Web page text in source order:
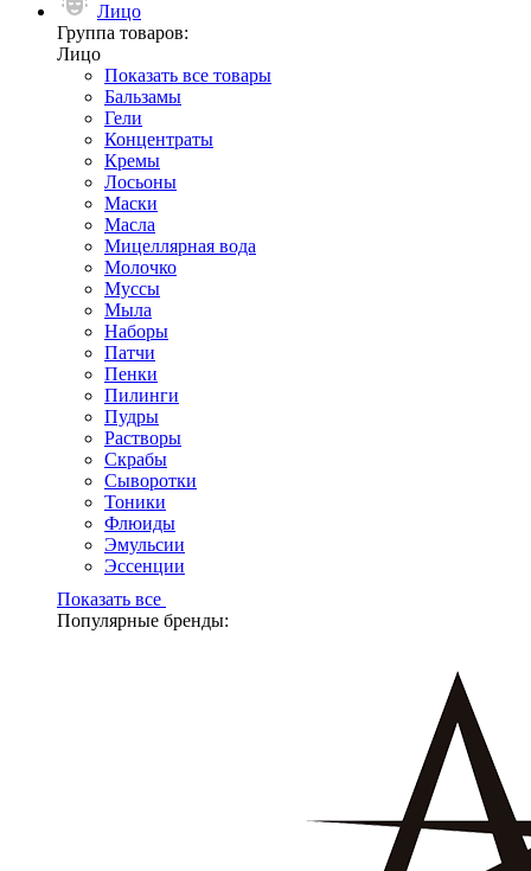
Лицо
Группа товаров:
Лицо
Показать все товары
Бальзамы
Гели
Концентраты
Кремы
Лосьоны
Маски
Масла
Мицеллярная вода
Молочко
Муссы
Мыла
Наборы
Патчи
Пенки
Пилинги
Пудры
Растворы
Скрабы
Сыворотки
Тоники
Флюиды
Эмульсии
Эссенции
Показать все
Популярные бренды: